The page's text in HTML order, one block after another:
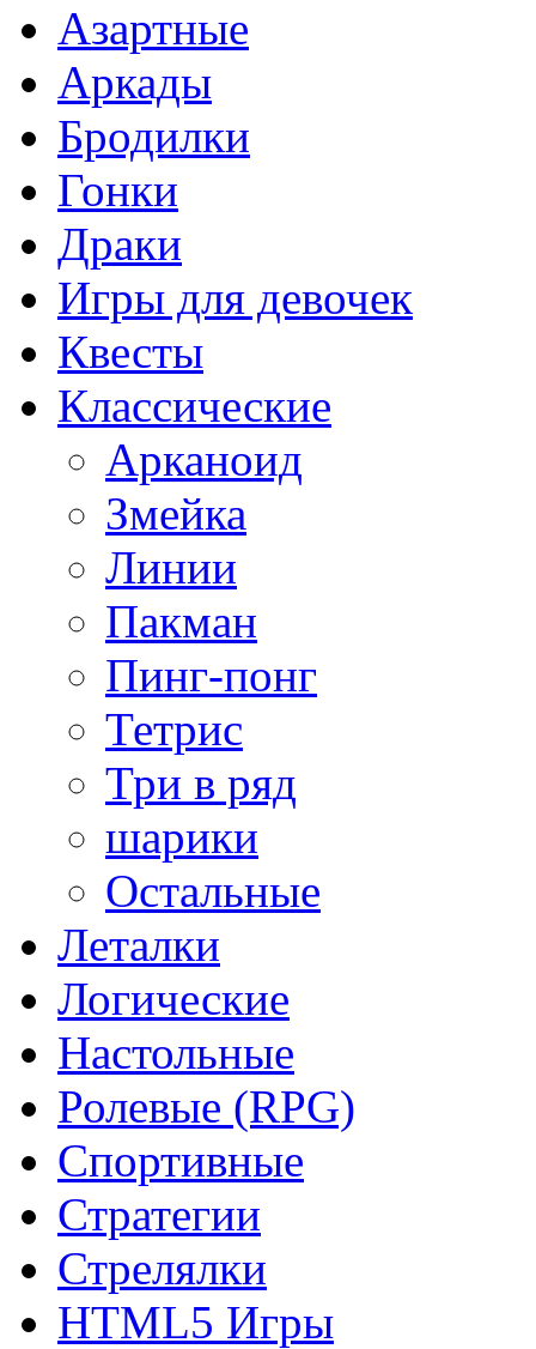
Азартные
Аркады
Бродилки
Гонки
Драки
Игры для девочек
Квесты
Классические
Арканоид
Змейка
Линии
Пакман
Пинг-понг
Тетрис
Три в ряд
шарики
Остальные
Леталки
Логические
Настольные
Ролевые (RPG)
Спортивные
Стратегии
Стрелялки
HTML5 Игры